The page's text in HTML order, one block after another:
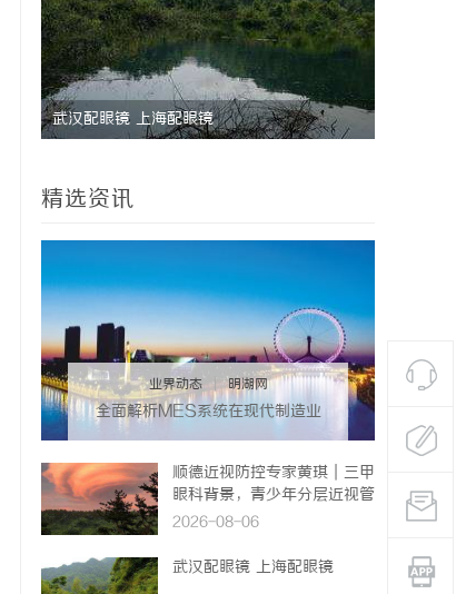
飞牛影视：打造极致观影体验的影视娱乐平台
精选资讯
业界动态 | 明湖网
全面解析MES系统在现代制造业
顺德近视防控专家黄琪｜三甲
眼科背景，青少年分层近视管
理医
2026-08-06
武汉配眼镜 上海配眼镜